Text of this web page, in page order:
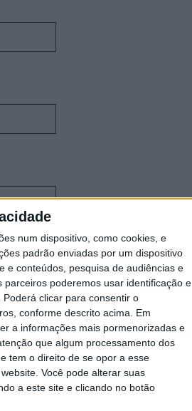
num dispositivo, como cookies, e
padrão enviadas por um dispositivo
e conteúdos, pesquisa de audiências e
poderemos usar identificação e
clicar para consentir o
conforme descrito acima. Em
a informações mais pormenorizadas e
que algum processamento dos
tem o direito de se opor a esse
Você pode alterar suas
a este site e clicando no botão